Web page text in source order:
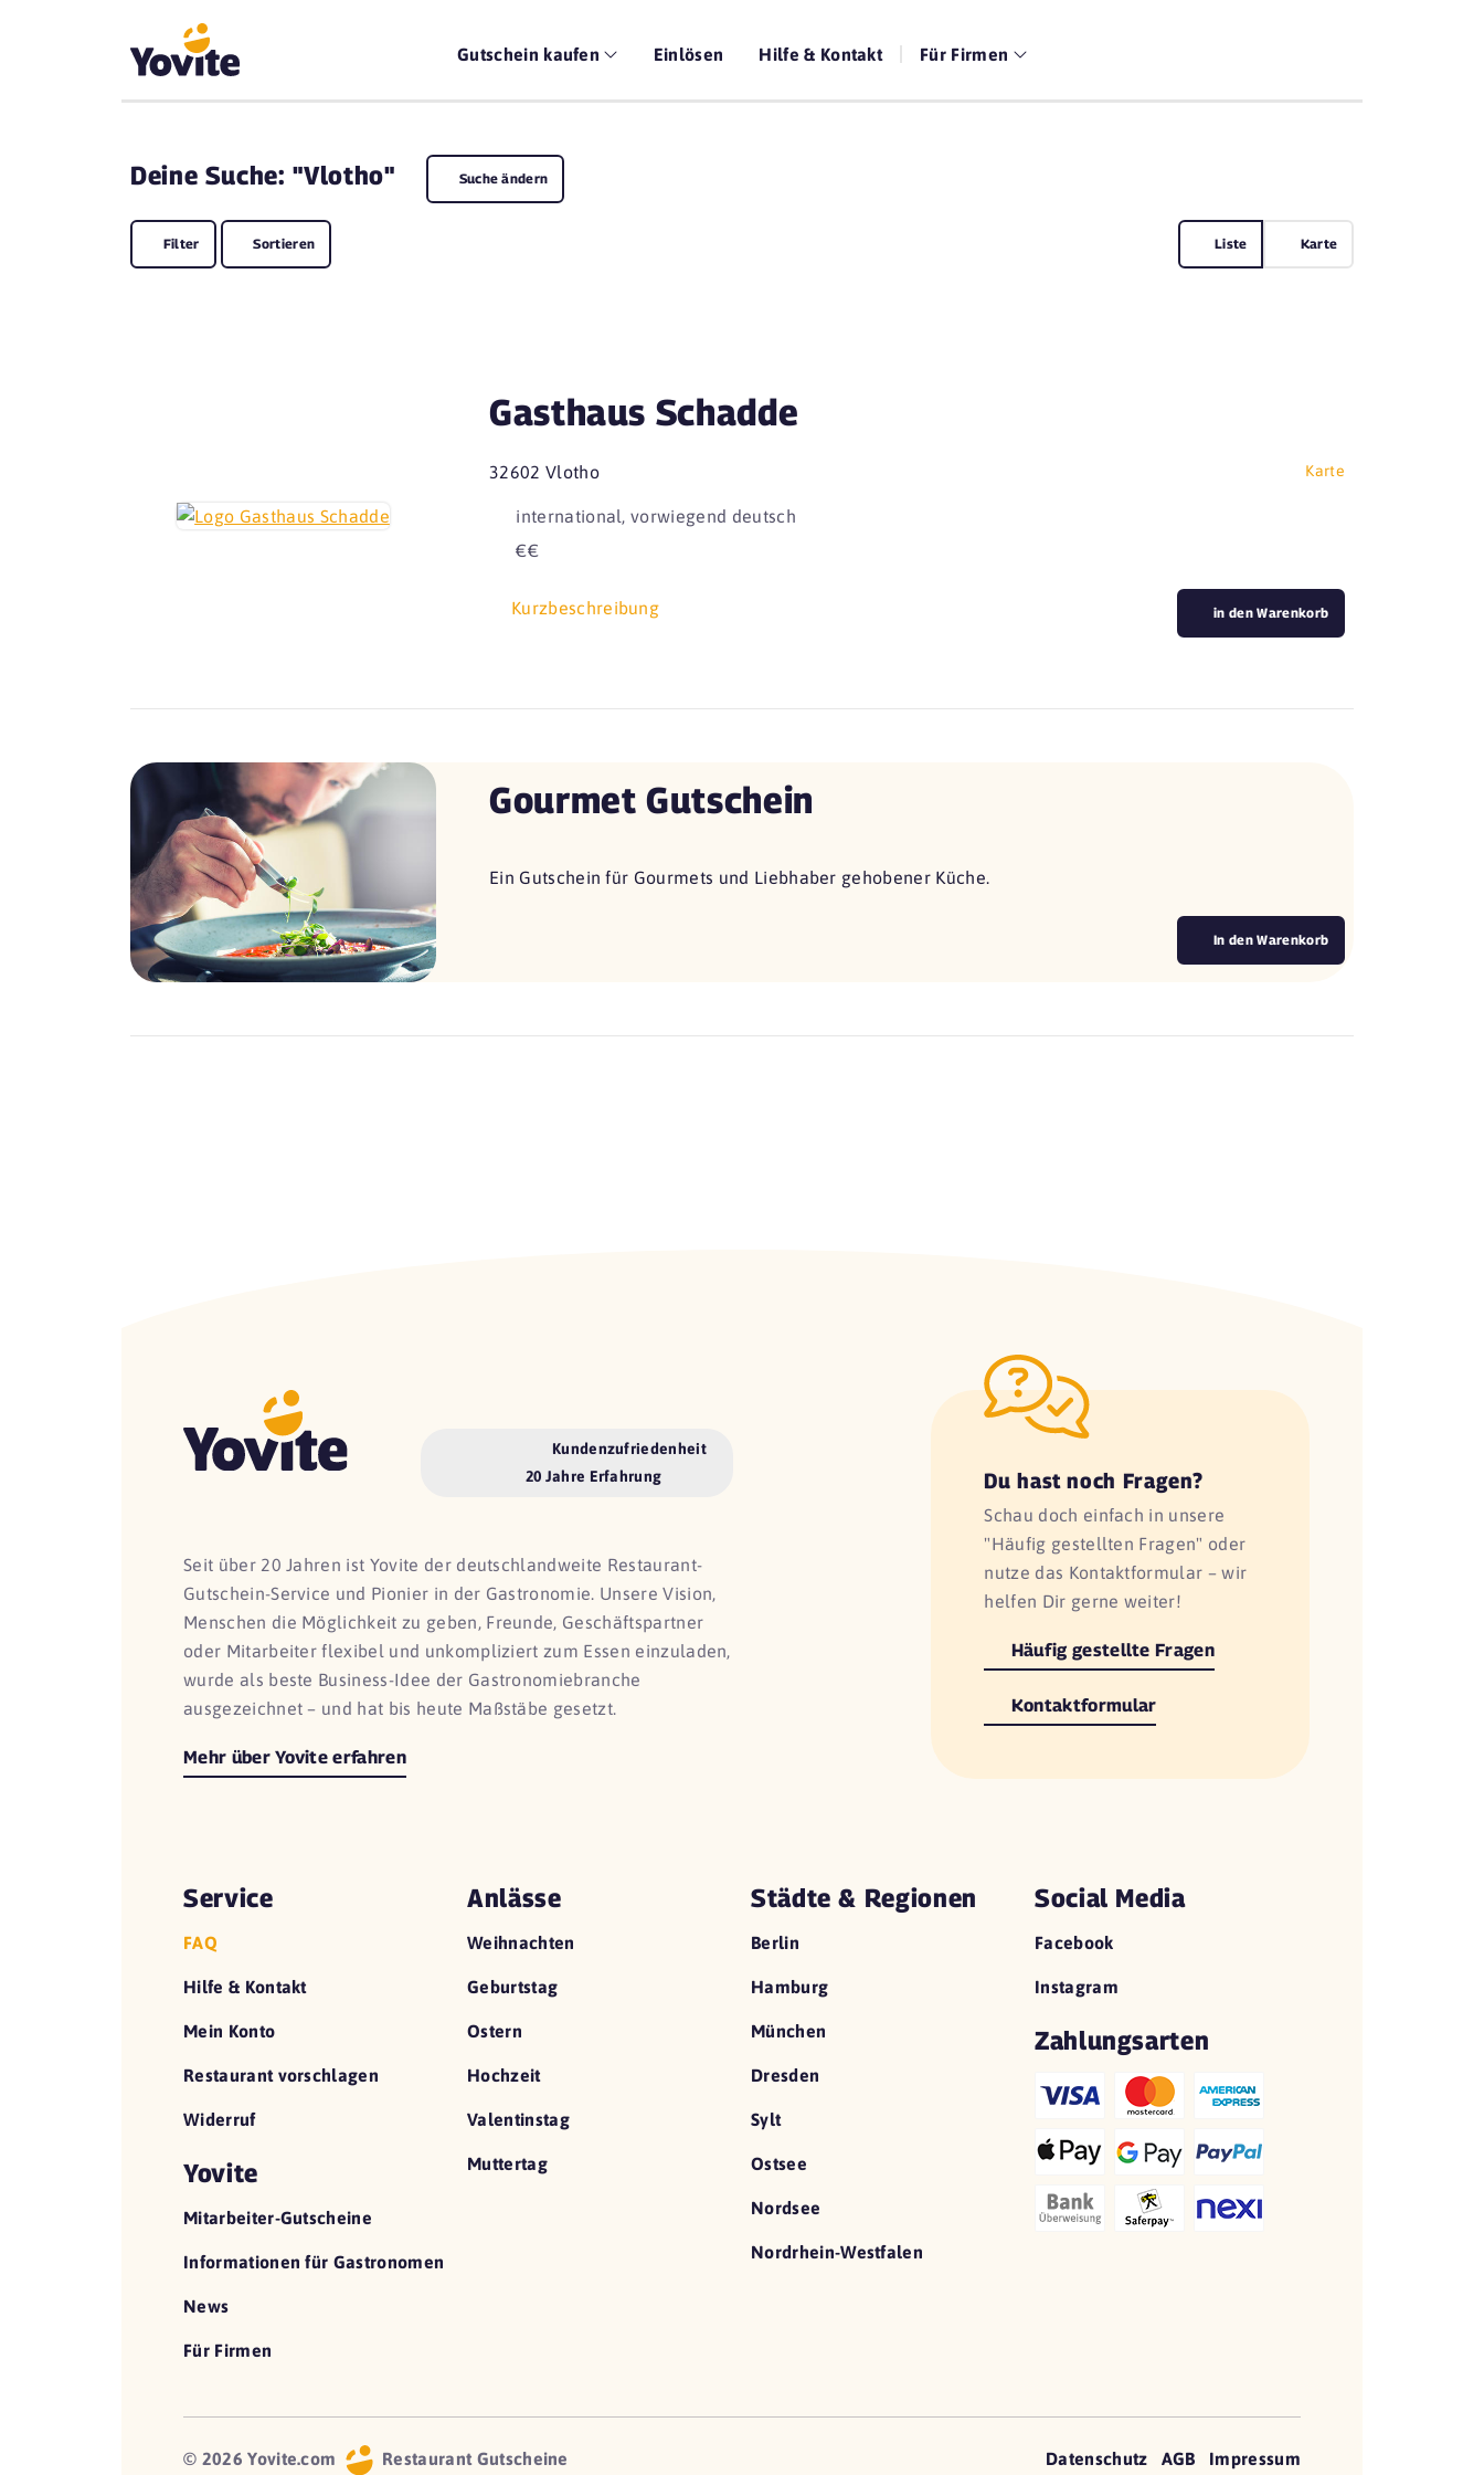
Gutschein kaufen Einlösen Hilfe & Kontakt Für Firmen
Deine Suche: "Vlotho" Suche ändern
Filter Sortieren Liste Karte
Gasthaus Schadde
32602 Vlotho Karte
international, vorwiegend deutsch
€€
Kurzbeschreibung in den Warenkorb
Gourmet Gutschein
Ein Gutschein für Gourmets und Liebhaber gehobener Küche.
In den Warenkorb
Kundenzufriedenheit
20 Jahre Erfahrung
Seit über 20 Jahren ist Yovite der deutschlandweite Restaurant-
Gutschein-Service und Pionier in der Gastronomie. Unsere Vision,
Menschen die Möglichkeit zu geben, Freunde, Geschäftspartner
oder Mitarbeiter flexibel und unkompliziert zum Essen einzuladen,
wurde als beste Business-Idee der Gastronomiebranche
ausgezeichnet – und hat bis heute Maßstäbe gesetzt.
Mehr über Yovite erfahren
Du hast noch Fragen?
Schau doch einfach in unsere
"Häufig gestellten Fragen" oder
nutze das Kontaktformular – wir
helfen Dir gerne weiter!
Häufig gestellte Fragen
Kontaktformular
Service
FAQ
Hilfe & Kontakt
Mein Konto
Restaurant vorschlagen
Widerruf
Yovite
Mitarbeiter-Gutscheine
Informationen für Gastronomen
News
Für Firmen
Anlässe
Weihnachten
Geburtstag
Ostern
Hochzeit
Valentinstag
Muttertag
Städte & Regionen
Berlin
Hamburg
München
Dresden
Sylt
Ostsee
Nordsee
Nordrhein-Westfalen
Social Media
Facebook
Instagram
Zahlungsarten
© 2026 Yovite.com Restaurant Gutscheine Datenschutz AGB Impressum